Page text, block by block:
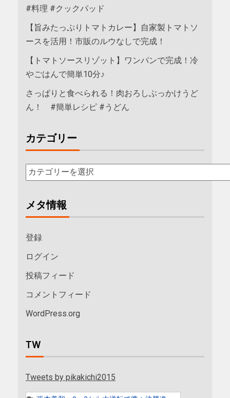
#料理 #クックパッド
【旨みたっぷりトマトカレー】自家製トマトソ
ースを活用！市販のルウなしで完成！
【トマトソースリゾット】ワンパンで完成！冷
やごはんで簡単10分♪
さっぱりと食べられる！肉おろしぶっかけうど
ん！ #簡単レシピ #うどん
カテゴリー
メタ情報
登録
ログイン
投稿フィード
コメントフィード
WordPress.org
TW
Tweets by pikakichi2015